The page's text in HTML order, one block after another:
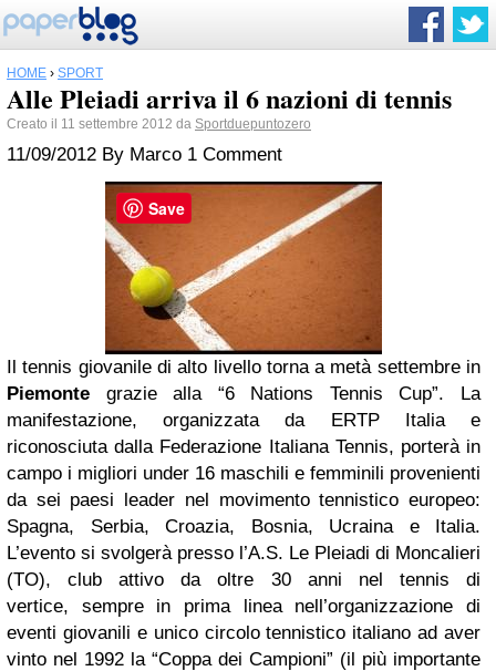
HOME › SPORT
Alle Pleiadi arriva il 6 nazioni di tennis
Creato il 11 settembre 2012 da Sportduepuntozero
11/09/2012 By Marco 1 Comment
Il tennis giovanile di alto livello torna a metà settembre in
Piemonte grazie alla “6 Nations TennisCup”. La
manifestazione, organizzata da ERTP Italia e
riconosciuta dalla Federazione Italiana Tennis, porterà in
campo i migliori under 16 maschili e femminili provenienti
da sei paesi leader nel movimento tennistico europeo:
Spagna, Serbia, Croazia, Bosnia, Ucraina e Italia.
L’evento si svolgerà presso l’A.S. Le Pleiadi di Moncalieri
(TO), club attivo da oltre 30 anni nel tennis di
vertice, sempre in prima linea nell’organizzazione di
eventi giovanili e unico circolo tennistico italiano ad aver
vinto nel 1992 la “Coppa dei Campioni” (il più importante
Save